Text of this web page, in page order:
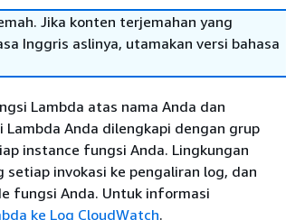
Jika konten terjemahan yang
Inggris aslinya, utamakan versi bahasa
Lambda atas nama Anda dan
Lambda Anda dilengkapi dengan grup
instance fungsi Anda. Lingkungan
invokasi ke pengaliran log, dan
fungsi Anda. Untuk informasi
ke Log CloudWatch.